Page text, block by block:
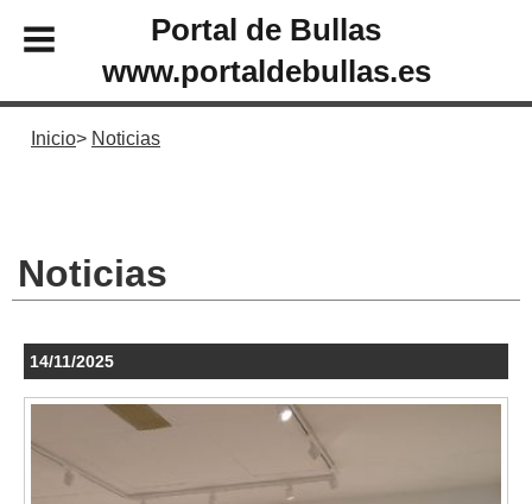
Portal de Bullas
www.portaldebullas.es
Inicio Noticias
Noticias
14/11/2025